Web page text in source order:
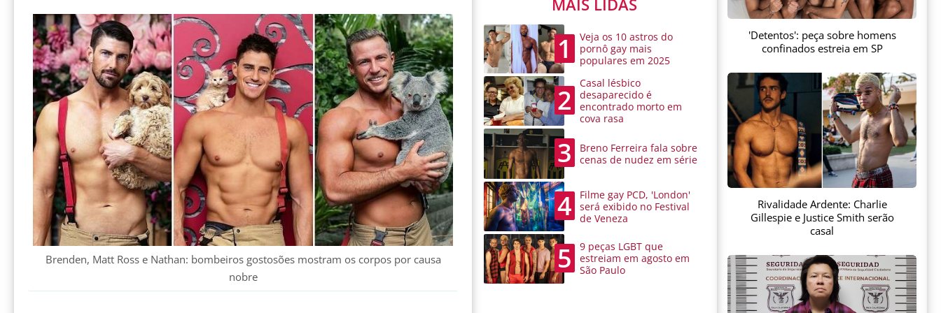
Brenden, Matt Ross e Nathan: bombeiros gostosões mostram os corpos por causa
nobre
MAIS LIDAS
1
Veja os 10 astros do
pornô gay mais
populares em 2025
2
Casal lésbico
desaparecido é
encontrado morto em
cova rasa
3
Breno Ferreira fala sobre
cenas de nudez em série
4
Filme gay PCD, 'London'
será exibido no Festival
de Veneza
5
9 peças LGBT que
estreiam em agosto em
São Paulo
'Detentos': peça sobre homens
confinados estreia em SP
Rivalidade Ardente: Charlie
Gillespie e Justice Smith serão
casal